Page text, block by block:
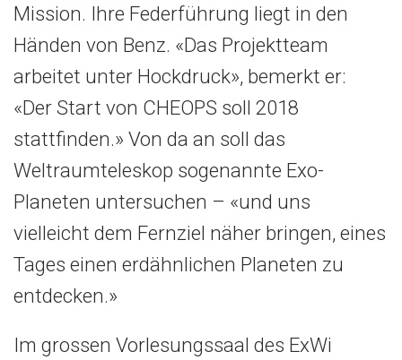
Mission. Ihre Federführung liegt in den
Händen von Benz. «Das Projektteam
arbeitet unter Hockdruck», bemerkt er:
«Der Start von CHEOPS soll 2018
stattfinden.» Von da an soll das
Weltraumteleskop sogenannte Exo-
Planeten untersuchen – «und uns
vielleicht dem Fernziel näher bringen, eines
Tages einen erdähnlichen Planeten zu
entdecken.»
Im grossen Vorlesungssaal des ExWi